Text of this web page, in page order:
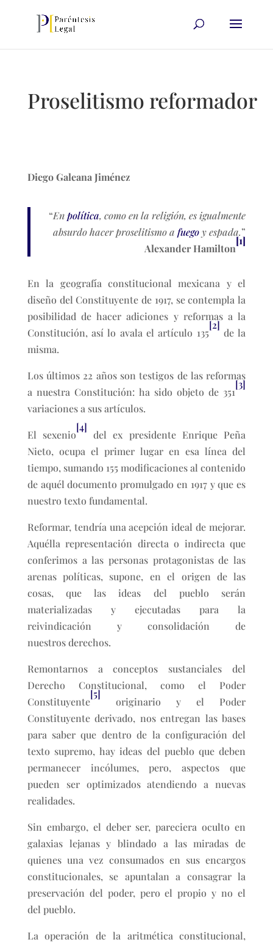
Proselitismo reformador
Diego Galeana Jiménez
“Enpolítica, como en la religión, es igualmente
absurdo hacer proselitismo afuegoy espada.”
Alexander Hamilton
[1]
En la geografía constitucional mexicana y el
diseño del Constituyente de 1917, se contempla la
posibilidad de hacer adiciones y reformas a la
Constitución, así lo avala el artículo 135
[2]
de la
misma.
Los últimos 22 años son testigos de las reformas
a nuestra Constitución: ha sido objeto de 351
[3]
variaciones a sus artículos.
El sexenio
[4]
del ex presidente Enrique Peña
Nieto, ocupa el primer lugar en esa línea del
tiempo, sumando 155 modificaciones al contenido
de aquél documento promulgado en 1917 y que es
nuestro texto fundamental.
Reformar, tendría una acepción ideal de mejorar.
Aquélla representación directa o indirecta que
conferimos a las personas protagonistas de las
arenas políticas, supone, en el origen de las
cosas, que las ideas del pueblo serán
materializadas y ejecutadas para la
reivindicación y consolidación de
nuestros derechos.
Remontarnos a conceptos sustanciales del
Derecho Constitucional, como el Poder
Constituyente
[5]
originario y el Poder
Constituyente derivado, nos entregan las bases
para saber que dentro de la configuración del
texto supremo, hay ideas del pueblo que deben
permanecer incólumes, pero, aspectos que
pueden ser optimizados atendiendo a nuevas
realidades.
Sin embargo, el deber ser, pareciera oculto en
galaxias lejanas y blindado a las miradas de
quienes una vez consumados en sus encargos
constitucionales, se apuntalan a consagrar la
preservación del poder, pero el propio y no el
del pueblo.
La operación de la aritmética constitucional,